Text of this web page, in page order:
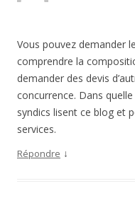
Vous pouvez demander
comprendre la
demander des devis
concurrence. Dans
syndics lisent ce blog et
services.
Répondre ↓